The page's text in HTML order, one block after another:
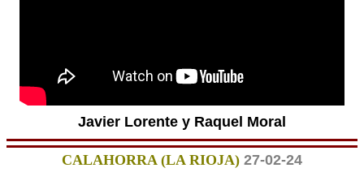
Javier Lorente y Raquel Moral
CALAHORRA (LA RIOJA) 27-02-24